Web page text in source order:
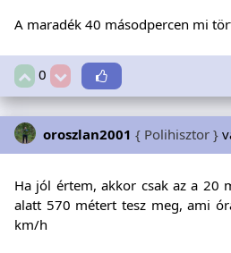
A maradék 40 másodpercen mi
0
oroszlan2001 { Polihisztor }
Ha jól értem, akkor csak az a 20
alatt 570 métert tesz meg, ami
km/h